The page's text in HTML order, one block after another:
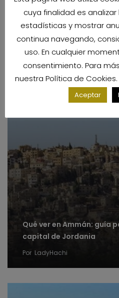
Business
También te podría
Qué ver en Ammán: guía
capital de Jordania
Por LadyHachi
cuya finalidad es
estadísticas y mostrar
continua navegando,
uso. En cualquier
consentimiento. Para
nuestra Política de Cookies.
Aceptar